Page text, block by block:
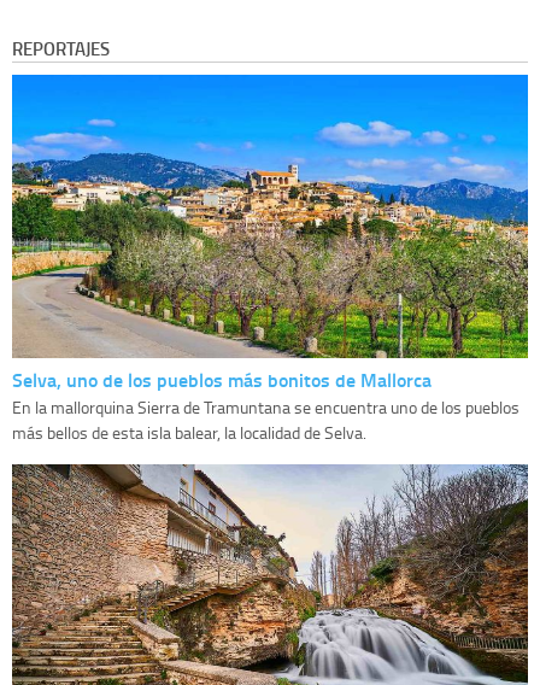
REPORTAJES
Selva, uno de los pueblos más bonitos de Mallorca
En la mallorquina Sierra de Tramuntana se encuentra uno de los pueblos
más bellos de esta isla balear, la localidad de Selva.